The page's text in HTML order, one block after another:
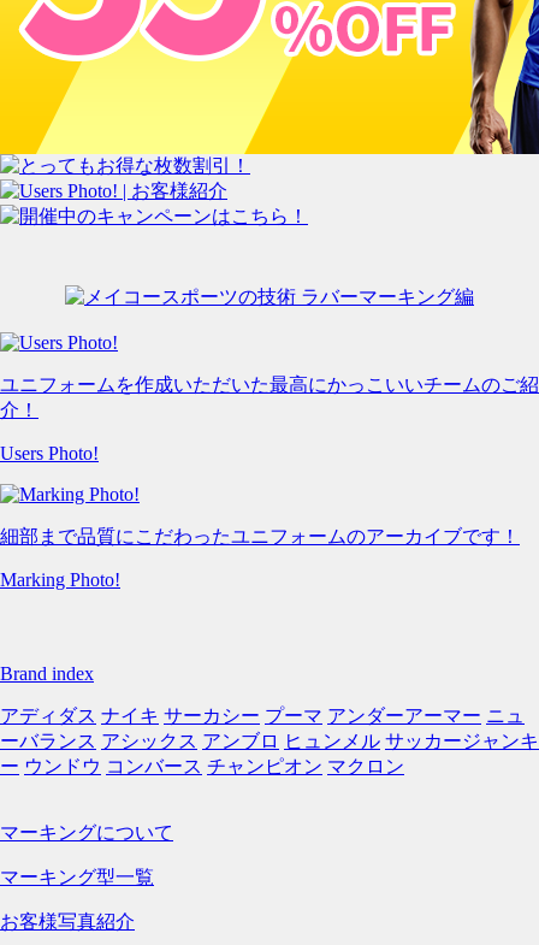
ユニフォームを作成いただいた最高にかっこいいチームのご紹
介！
Users Photo!
細部まで品質にこだわったユニフォームのアーカイブです！
Marking Photo!
Brand index
アディダス ナイキ サーカシー プーマ アンダーアーマー ニュ
ーバランス アシックス アンブロ ヒュンメル サッカージャンキ
ー ウンドウ コンバース チャンピオン マクロン
マーキングについて
マーキング型一覧
お客様写真紹介